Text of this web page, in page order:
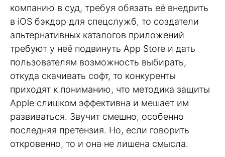
компанию в суд, требуя обязать её внедрить
в iOS бэкдор для спецслужб, то создатели
альтернативных каталогов приложений
требуют у неё подвинуть App Store и дать
пользователям возможность выбирать,
откуда скачивать софт, то конкуренты
приходят к пониманию, что методика защиты
Apple слишком эффективна и мешает им
развиваться. Звучит смешно, особенно
последняя претензия. Но, если говорить
откровенно, то и она не лишена смысла.